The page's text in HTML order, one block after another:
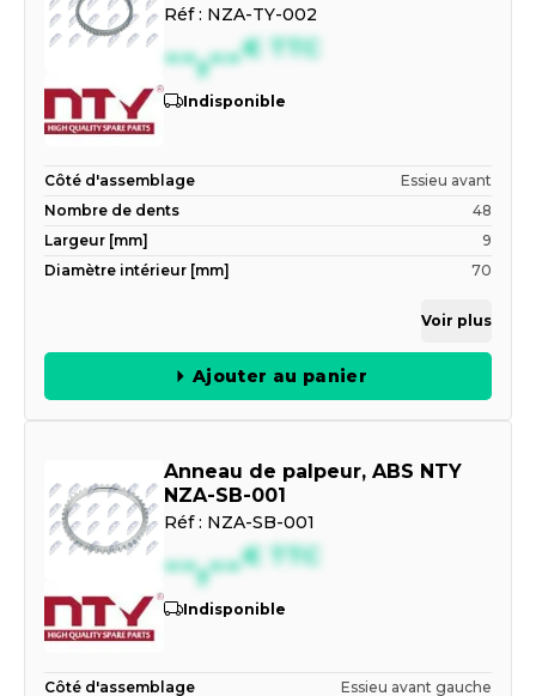
Réf : NZA-TY-002
--,--€ TTC
Indisponible
Côté d'assemblage
Essieu avant
Nombre de dents
48
Largeur [mm]
9
Diamètre intérieur [mm]
70
Voir plus
Ajouter au panier
Anneau de palpeur, ABS NTY
NZA-SB-001
Réf : NZA-SB-001
--,--€ TTC
Indisponible
Côté d'assemblage
Essieu avant gauche